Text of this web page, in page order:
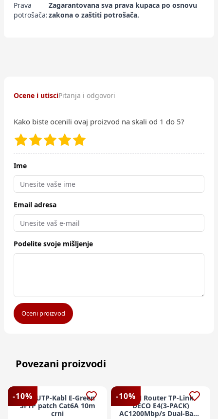
Prava
potrošača:
Zagarantovana sva prava kupaca po osnovu
zakona o zaštiti potrošača.
Ocene i utisciPitanja i odgovori
Kako biste ocenili ovaj proizvod na skali od 1 do 5?
Ime
Email adresa
Podelite svoje mišljenje
Oceni proizvod
Povezani proizvodi
-10%
LAN UTP-Kabl E-Green
SFTP patch Cat6A 10m
crni
-10%
LAN Router TP-Link
DECO E4(3-PACK)
AC1200Mbp/s Dual-Band